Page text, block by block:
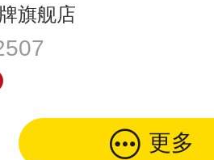
旗舰店
更多